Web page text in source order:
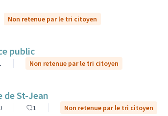
Non retenue par le tri citoyen
public
Non retenue par le tri citoyen
de St-Jean
1 Non retenue par le tri citoyen